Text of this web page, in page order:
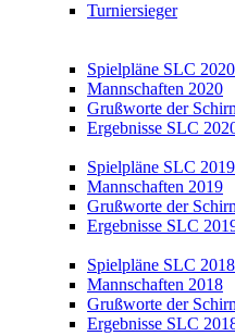
Turniersieger
Spielpläne SLC 2020
Mannschaften 2020
Grußworte der
Ergebnisse SLC
Spielpläne SLC 2019
Mannschaften 2019
Grußworte der
Ergebnisse SLC
Spielpläne SLC 2018
Mannschaften 2018
Grußworte der
Ergebnisse SLC